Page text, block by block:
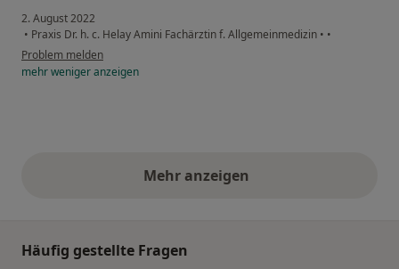
2. August 2022
• Praxis Dr. h. c. Helay Amini Fachärztin f. Allgemeinmedizin • •
Problem melden
mehrwenigeranzeigen
Mehr anzeigenobige Stellungnahmen
Häufig gestellte Fragen